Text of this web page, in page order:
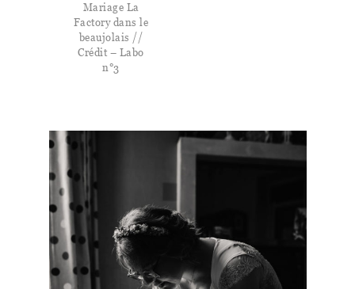
Mariage La
Factory dans le
beaujolais //
Crédit – Labo
n°3